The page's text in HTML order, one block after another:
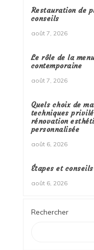
Restauration de
conseils
août 7, 2026
Le rôle de la
contemporaine
août 7, 2026
Quels choix de
techniques
rénovation
personnalisée
août 6, 2026
Étapes et
août 6, 2026
Rechercher